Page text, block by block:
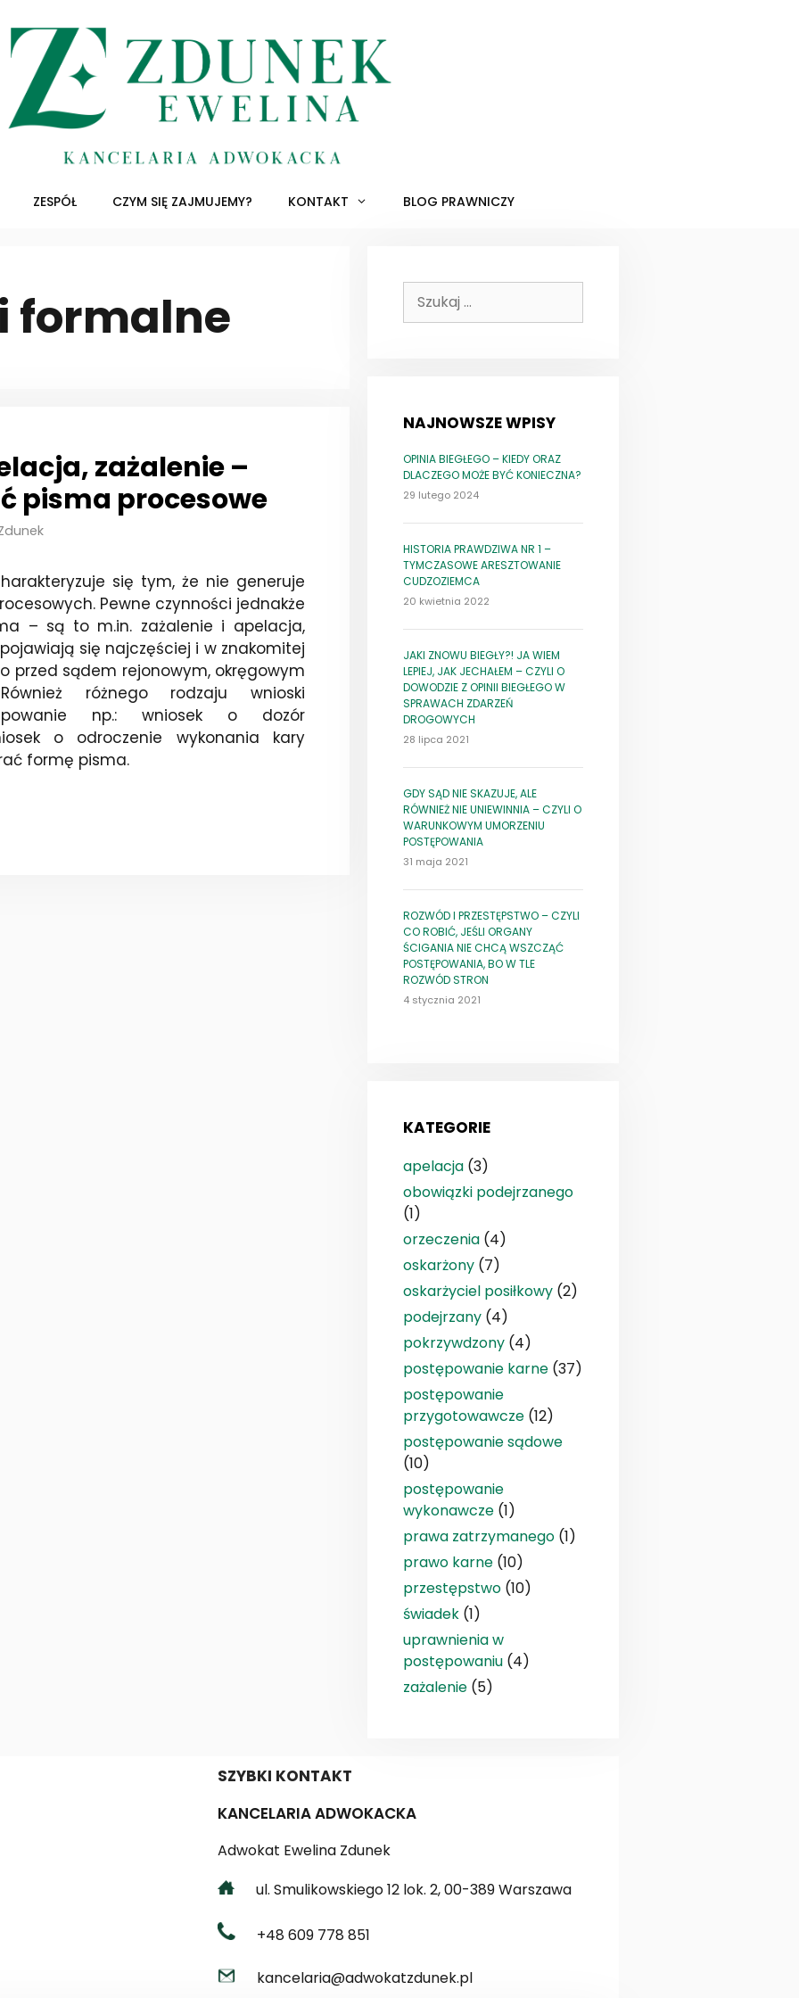
ZESPÓŁ CZYM SIĘ ZAJMUJEMY? KONTAKT BLOG PRAWNICZY
formalne
zażalenie –
pisma procesowe
się tym, że nie generuje
Pewne czynności jednakże
– są to m.in. zażalenie i apelacja,
się najczęściej i w znakomitej
przed sądem rejonowym, okręgowym
różnego rodzaju wnioski
np.: wniosek o dozór
o odroczenie wykonania kary
formę pisma.
NAJNOWSZE WPISY
OPINIA BIEGŁEGO – KIEDY ORAZ
DLACZEGO MOŻE BYĆ KONIECZNA?
29 lutego 2024
HISTORIA PRAWDZIWA NR 1 –
TYMCZASOWE ARESZTOWANIE
CUDZOZIEMCA
20 kwietnia 2022
JAKI ZNOWU BIEGŁY?! JA WIEM
LEPIEJ, JAK JECHAŁEM – CZYLI O
DOWODZIE Z OPINII BIEGŁEGO W
SPRAWACH ZDARZEŃ
DROGOWYCH
28 lipca 2021
GDY SĄD NIE SKAZUJE, ALE
RÓWNIEŻ NIE UNIEWINNIA – CZYLI O
WARUNKOWYM UMORZENIU
POSTĘPOWANIA
31 maja 2021
ROZWÓD I PRZESTĘPSTWO – CZYLI
CO ROBIĆ, JEŚLI ORGANY
ŚCIGANIA NIE CHCĄ WSZCZĄĆ
POSTĘPOWANIA, BO W TLE
ROZWÓD STRON
4 stycznia 2021
KATEGORIE
apelacja (3)
obowiązki podejrzanego
(1)
orzeczenia (4)
oskarżony (7)
oskarżyciel posiłkowy (2)
podejrzany (4)
pokrzywdzony (4)
postępowanie karne (37)
postępowanie
przygotowawcze (12)
postępowanie sądowe
(10)
postępowanie
wykonawcze (1)
prawa zatrzymanego (1)
prawo karne (10)
przestępstwo (10)
świadek (1)
uprawnienia w
postępowaniu (4)
zażalenie (5)
SZYBKI KONTAKT
KANCELARIA ADWOKACKA
Adwokat Ewelina Zdunek
ul. Smulikowskiego 12 lok. 2, 00-389 Warszawa
+48 609 778 851
kancelaria@adwokatzdunek.pl